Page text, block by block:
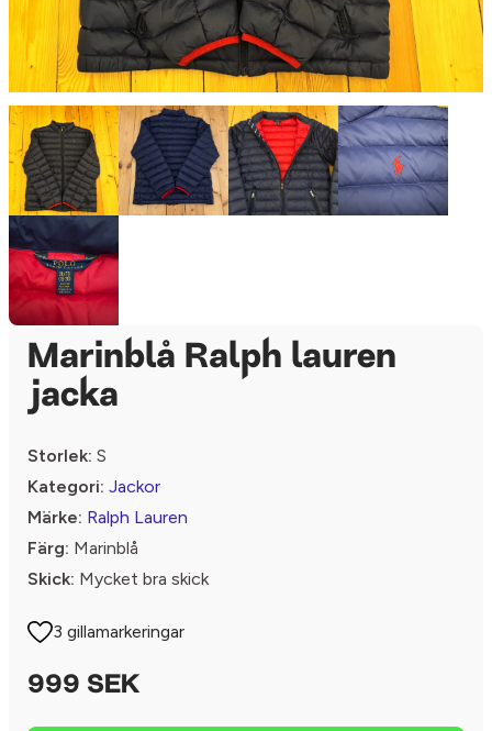
Marinblå Ralph lauren
jacka
Storlek: S
Kategori: Jackor
Märke: Ralph Lauren
Färg: Marinblå
Skick: Mycket bra skick
3 gillamarkeringar
999 SEK